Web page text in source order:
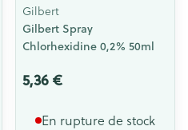
Gilbert
Gilbert Spray
Chlorhexidine 0,2% 50ml
5,36 €
En rupture de stock